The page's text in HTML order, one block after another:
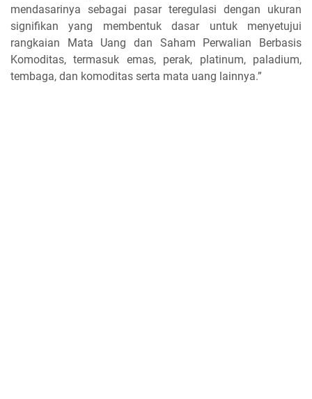
mendasarinya sebagai pasar teregulasi dengan ukuran
signifikan yang membentuk dasar untuk menyetujui
rangkaian Mata Uang dan Saham Perwalian Berbasis
Komoditas, termasuk emas, perak, platinum, paladium,
tembaga, dan komoditas serta mata uang lainnya.”